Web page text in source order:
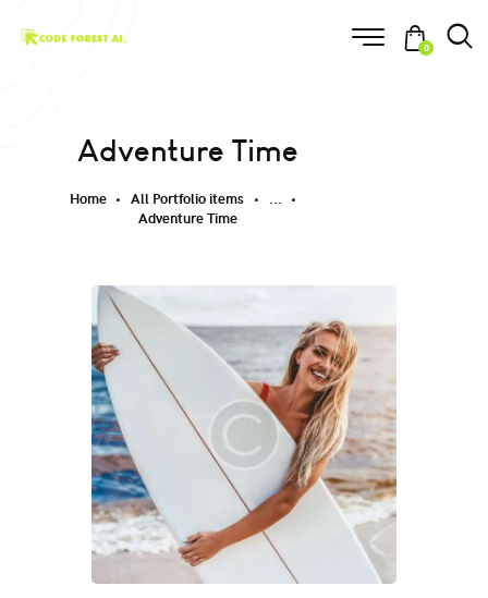
0
Adventure Time
Home All Portfolio items
...
Adventure Time